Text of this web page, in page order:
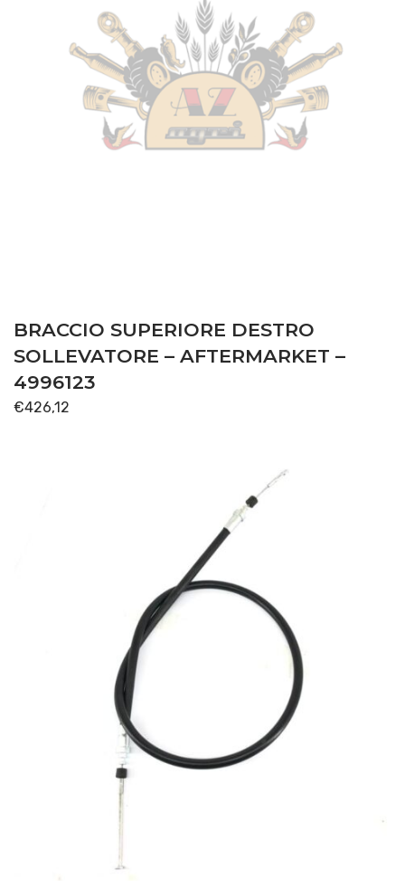
BRACCIO SUPERIORE DESTRO
SOLLEVATORE – AFTERMARKET –
4996123
€426,12